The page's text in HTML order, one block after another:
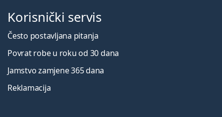
Korisnički servis
Često postavljana pitanja
Povrat robe u roku od 30 dana
Jamstvo zamjene 365 dana
Reklamacija